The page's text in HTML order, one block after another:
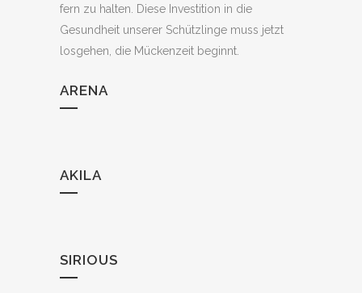
fern zu halten. Diese Investition in die
Gesundheit unserer Schützlinge muss jetzt
losgehen, die Mückenzeit beginnt.
ARENA
AKILA
SIRIOUS